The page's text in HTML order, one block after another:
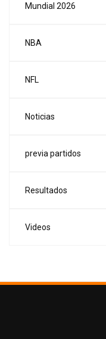
Mundial 2026
NBA
NFL
Noticias
previa partidos
Resultados
Videos